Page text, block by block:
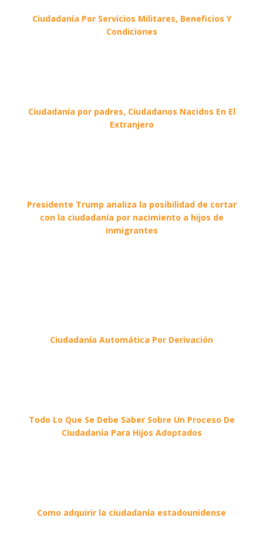
Ciudadanía Por Servicios Militares, Beneficios Y
Condiciones
Ciudadanía por padres, Ciudadanos Nacidos En El
Extranjero
Presidente Trump analiza la posibilidad de cortar
con la ciudadanía por nacimiento a hijos de
inmigrantes
Ciudadanía Automática Por Derivación
Todo Lo Que Se Debe Saber Sobre Un Proceso De
Ciudadanía Para Hijos Adoptados
Como adquirir la ciudadanía estadounidense